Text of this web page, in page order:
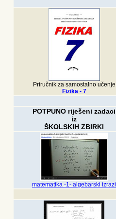
Priručnik za samostalno učenje
Fizika - 7
POTPUNO riješeni zadaci
iz
ŠKOLSKIH ZBIRKI
matematika -1- algebarski izrazi